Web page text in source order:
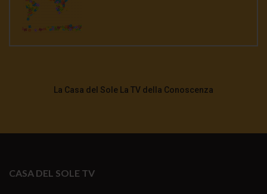
La Casa del Sole La TV della Conoscenza
CASA DEL SOLE TV